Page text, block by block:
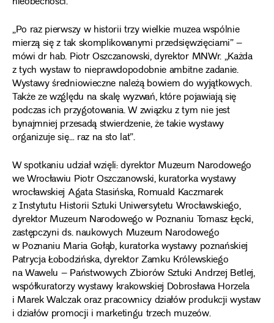
„Po raz pierwszy w historii trzy wielkie muzea wspólnie
mierzą się z tak skomplikowanymi przedsięwzięciami” –
mówi dr hab. Piotr Oszczanowski, dyrektor MNWr. „Każda
z tych wystaw to nieprawdopodobnie ambitne zadanie.
Wystawy średniowieczne należą bowiem do wyjątkowych.
Także ze względu na skalę wyzwań, które pojawiają się
podczas ich przygotowania. W związku z tym nie jest
bynajmniej przesadą stwierdzenie, że takie wystawy
organizuje się… raz na sto lat”.
W spotkaniu udział wzięli: dyrektor Muzeum Narodowego
we Wrocławiu Piotr Oszczanowski, kuratorka wystawy
wrocławskiej Agata Stasińska, Romuald Kaczmarek
z Instytutu Historii Sztuki Uniwersytetu Wrocławskiego,
dyrektor Muzeum Narodowego w Poznaniu Tomasz Łęcki,
zastępczyni ds. naukowych Muzeum Narodowego
w Poznaniu Maria Gołąb, kuratorka wystawy poznańskiej
Patrycja Łobodzińska, dyrektor Zamku Królewskiego
na Wawelu – Państwowych Zbiorów Sztuki Andrzej Betlej,
współkuratorzy wystawy krakowskiej Dobrosława Horzela
i Marek Walczak oraz pracownicy działów produkcji wystaw
i działów promocji i marketingu trzech muzeów.